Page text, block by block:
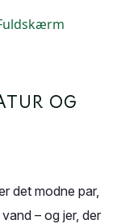
OG
det modne par,
– og jer, der